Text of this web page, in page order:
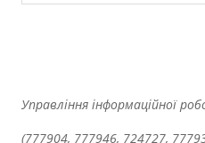
Управління інформаційної
(777904, 777946, 724727,